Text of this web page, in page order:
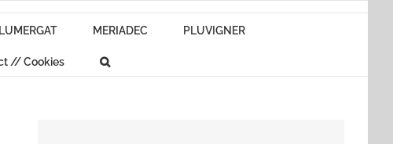
MERIADEC PLUVIGNER
// Cookies